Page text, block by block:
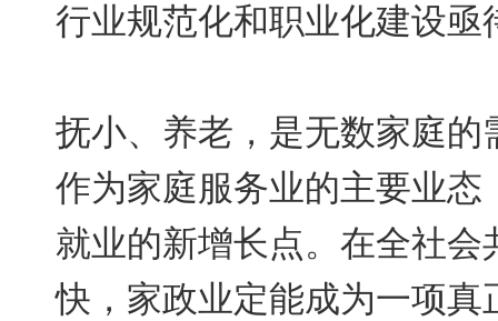
行业规范化和职业化建设
抚小、养老，是无数家庭
作为家庭服务业的主要业
就业的新增长点。在全社
快，家政业定能成为一项真